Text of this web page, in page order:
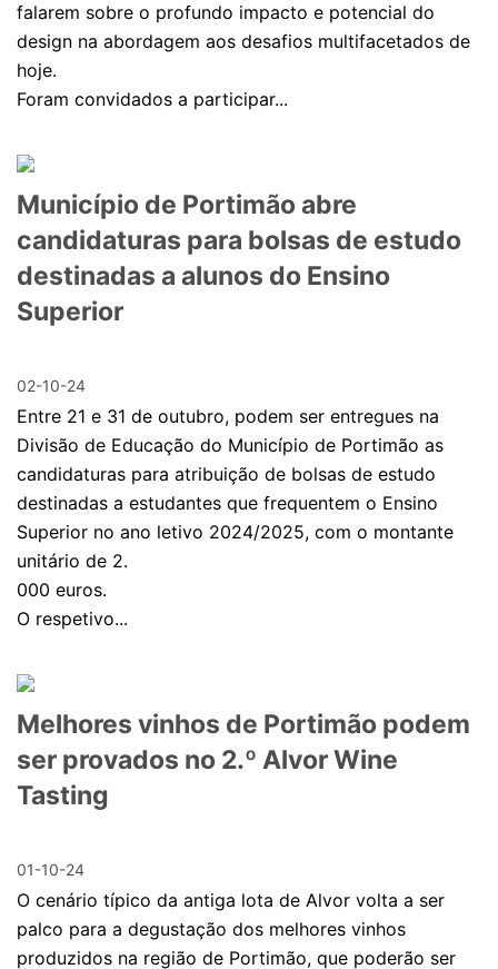
falarem sobre o profundo impacto e potencial do
design na abordagem aos desafios multifacetados de
hoje.
Foram convidados a participar...
Município de Portimão abre
candidaturas para bolsas de estudo
destinadas a alunos do Ensino
Superior
02-10-24
Entre 21 e 31 de outubro, podem ser entregues na
Divisão de Educação do Município de Portimão as
candidaturas para atribuição de bolsas de estudo
destinadas a estudantes que frequentem o Ensino
Superior no ano letivo 2024/2025, com o montante
unitário de 2.
000 euros.
O respetivo...
Melhores vinhos de Portimão podem
ser provados no 2.º Alvor Wine
Tasting
01-10-24
O cenário típico da antiga lota de Alvor volta a ser
palco para a degustação dos melhores vinhos
produzidos na região de Portimão, que poderão ser